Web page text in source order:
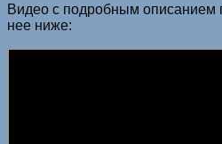
Видео с подробным описанием
нее ниже: